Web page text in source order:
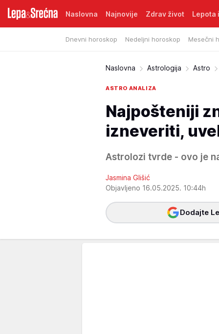
Naslovna Najnovije Zdrav život Lepota
Dnevni horoskop Nedeljni horoskop Mesečni
Naslovna Astrologija Astro
ASTRO ANALIZA
Najpošteniji
izneveriti,
Astrolozi tvrde - ovo je
Jasmina Glišić
Objavljeno 16.05.2025. 10:44h
Dodajte